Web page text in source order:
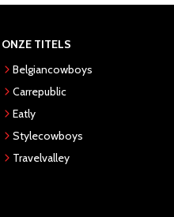
ONZE TITELS
Belgiancowboys
Carrepublic
Eatly
Stylecowboys
Travelvalley